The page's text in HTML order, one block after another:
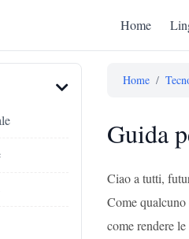
Home
Home /
Guida
Ciao a tutti,
Come
come rendere